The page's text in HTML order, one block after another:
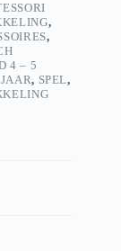
,
,
4 – 5
, SPEL,